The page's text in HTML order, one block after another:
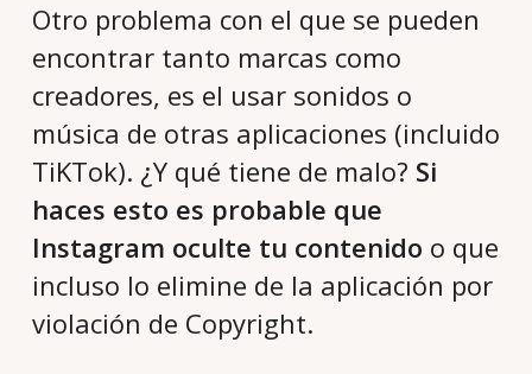
Otro problema con el que se pueden
encontrar tanto marcas como
creadores, es el usar sonidos o
música de otras aplicaciones (incluido
TiKTok). ¿Y qué tiene de malo? Si
haces esto es probable que
Instagram oculte tu contenido o que
incluso lo elimine de la aplicación por
violación de Copyright.